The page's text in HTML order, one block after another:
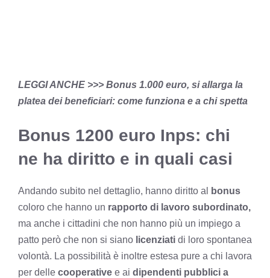
LEGGI ANCHE >>> Bonus 1.000 euro, si allarga la
platea dei beneficiari: come funziona e a chi spetta
Bonus 1200 euro Inps: chi
ne ha diritto e in quali casi
Andando subito nel dettaglio, hanno diritto al
bonus
coloro che hanno un rapporto di lavoro subordinato,
ma anche i cittadini che non hanno più un impiego a
patto però che non si siano licenziati di loro spontanea
volontà. La possibilità è inoltre estesa pure a chi lavora
per delle cooperative e ai dipendenti pubblici a